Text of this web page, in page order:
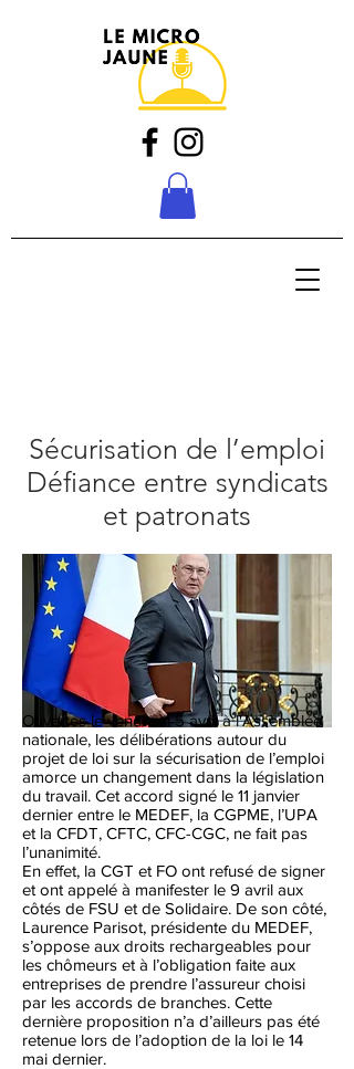
Sécurisation de l’emploi
Défiance entre syndicats
et patronats
Ouvertes le vendredi 5 avril à l'Assemblée
nationale, les délibérations autour du
projet de loi sur la sécurisation de l’emploi
amorce un changement dans la législation
du travail. Cet accord signé le 11 janvier
dernier entre le MEDEF, la CGPME, l’UPA
et la CFDT, CFTC, CFC-CGC, ne fait pas
l’unanimité.
En effet, la CGT et FO ont refusé de signer
et ont appelé à manifester le 9 avril aux
côtés de FSU et de Solidaire. De son côté,
Laurence Parisot, présidente du MEDEF,
s’oppose aux droits rechargeables pour
les chômeurs et à l’obligation faite aux
entreprises de prendre l’assureur choisi
par les accords de branches. Cette
dernière proposition n’a d’ailleurs pas été
retenue lors de l’adoption de la loi le 14
mai dernier.